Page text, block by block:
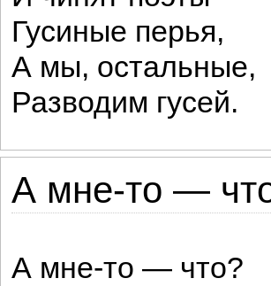
Гусиные перья,
А мы, остальные,
Разводим гусей.
А мне-то —
А мне-то — что?